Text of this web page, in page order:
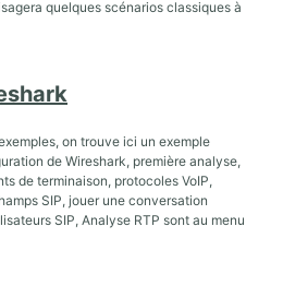
quelques scénarios classiques à
on trouve ici un exemple
de Wireshark, première analyse,
de terminaison, protocoles VoIP,
SIP, jouer une conversation
SIP, Analyse RTP sont au menu